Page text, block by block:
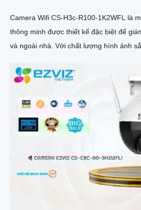
Camera Wifi CS-H3c-R100-1K2WFL là
thông minh được thiết kế đặc biệt để
và ngoài nhà. Với chất lượng hình